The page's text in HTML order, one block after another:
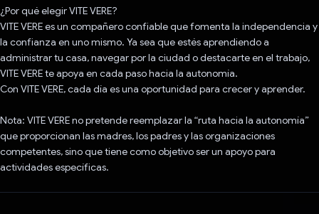
¿Por qué elegir VITE VERE?
VITE VERE es un compañero confiable que fomenta la independencia y
la confianza en uno mismo. Ya sea que estés aprendiendo a
administrar tu casa, navegar por la ciudad o destacarte en el trabajo,
VITE VERE te apoya en cada paso hacia la autonomía.
Con VITE VERE, cada día es una oportunidad para crecer y aprender.
Nota: VITE VERE no pretende reemplazar la “ruta hacia la autonomía”
que proporcionan las madres, los padres y las organizaciones
competentes, sino que tiene como objetivo ser un apoyo para
actividades específicas.